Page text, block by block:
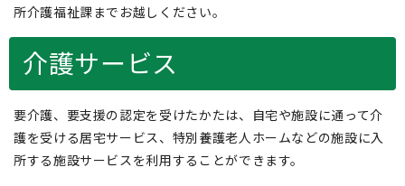
所介護福祉課までお越しください。
介護サービス
要介護、要支援の認定を受けたかたは、自宅や施設に通って介
護を受ける居宅サービス、特別養護老人ホームなどの施設に入
所する施設サービスを利用することができます。